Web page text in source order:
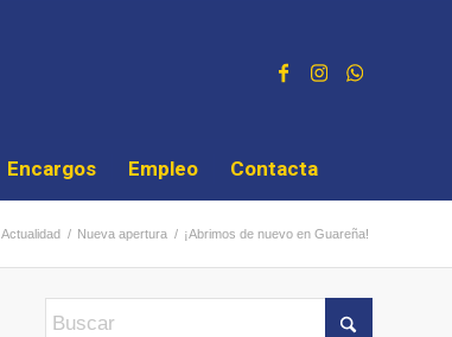
Encargos Empleo Contacta
Actualidad / Nueva apertura / ¡Abrimos de nuevo en Guareña!